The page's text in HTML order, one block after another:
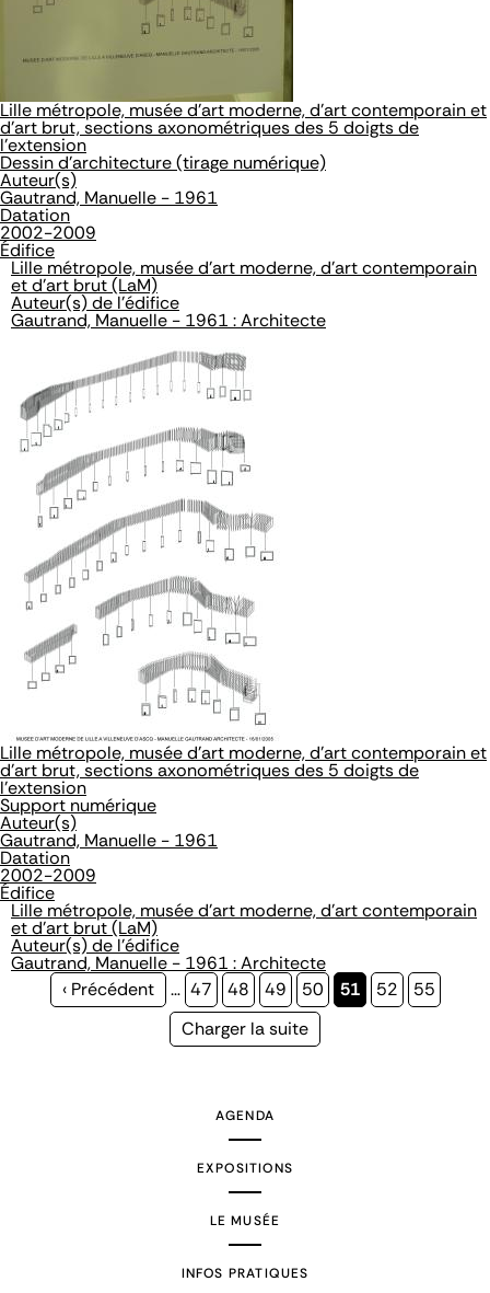
Lille métropole, musée d'art moderne, d'art contemporain et
d'art brut, sections axonométriques des 5 doigts de
l'extension
Dessin d'architecture (tirage numérique)
Auteur(s)
Gautrand, Manuelle - 1961
Datation
2002-2009
Édifice
Lille métropole, musée d'art moderne, d'art contemporain
et d'art brut (LaM)
Auteur(s) de l'édifice
Gautrand, Manuelle - 1961 : Architecte
Lille métropole, musée d'art moderne, d'art contemporain et
d'art brut, sections axonométriques des 5 doigts de
l'extension
Support numérique
Auteur(s)
Gautrand, Manuelle - 1961
Datation
2002-2009
Édifice
Lille métropole, musée d'art moderne, d'art contemporain
et d'art brut (LaM)
Auteur(s) de l'édifice
Gautrand, Manuelle - 1961 : Architecte
Page
‹ Précédent … Page
47 Page
48 Page
49 Page
50
Page
51 Page
52 Page
55
Page
Charger la suite
AGENDA
EXPOSITIONS
LE MUSÉE
INFOS PRATIQUES